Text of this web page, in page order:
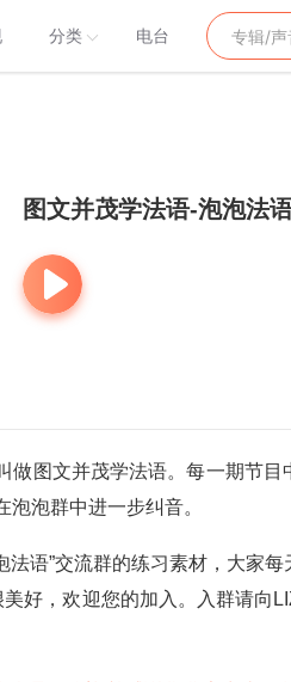
分类 电台
图文并茂学法语-泡泡法
做图文并茂学法语。每一期节
泡群中进一步纠音。
法语”交流群的练习素材，大家
好，欢迎您的加入。入群请向